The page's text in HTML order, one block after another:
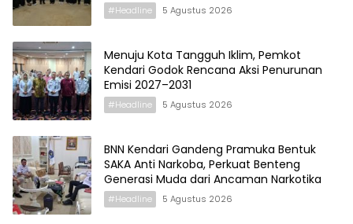
#Headline 5 Agustus 2026
Menuju Kota Tangguh Iklim, Pemkot
Kendari Godok Rencana Aksi Penurunan
Emisi 2027–2031
#Headline 5 Agustus 2026
BNN Kendari Gandeng Pramuka Bentuk
SAKA Anti Narkoba, Perkuat Benteng
Generasi Muda dari Ancaman Narkotika
#Headline 5 Agustus 2026